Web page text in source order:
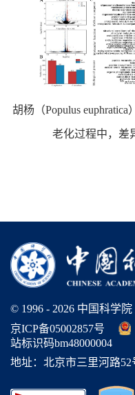
胡杨 （Populus euphratica）
老化过程中，差
© 1996 - 2026 中国科学
京ICP备05002857号
站标识码bm48000004
地址：北京市三里河路52